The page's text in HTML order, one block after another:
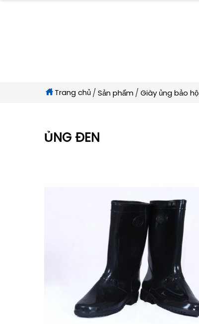
Trang chủ Sản phẩm Giày ủng bảo hộ
ỦNG ĐEN